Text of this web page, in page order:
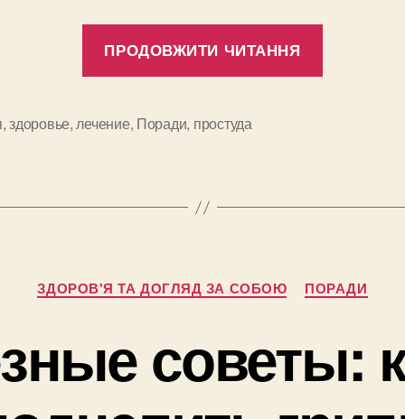
ПРОДОВЖИТИ ЧИТАННЯ
,здоровье,лечение, Поради, простуда
Категорії
ЗДОРОВ'Я ТА ДОГЛЯД ЗА СОБОЮ ПОРАДИ
советы: